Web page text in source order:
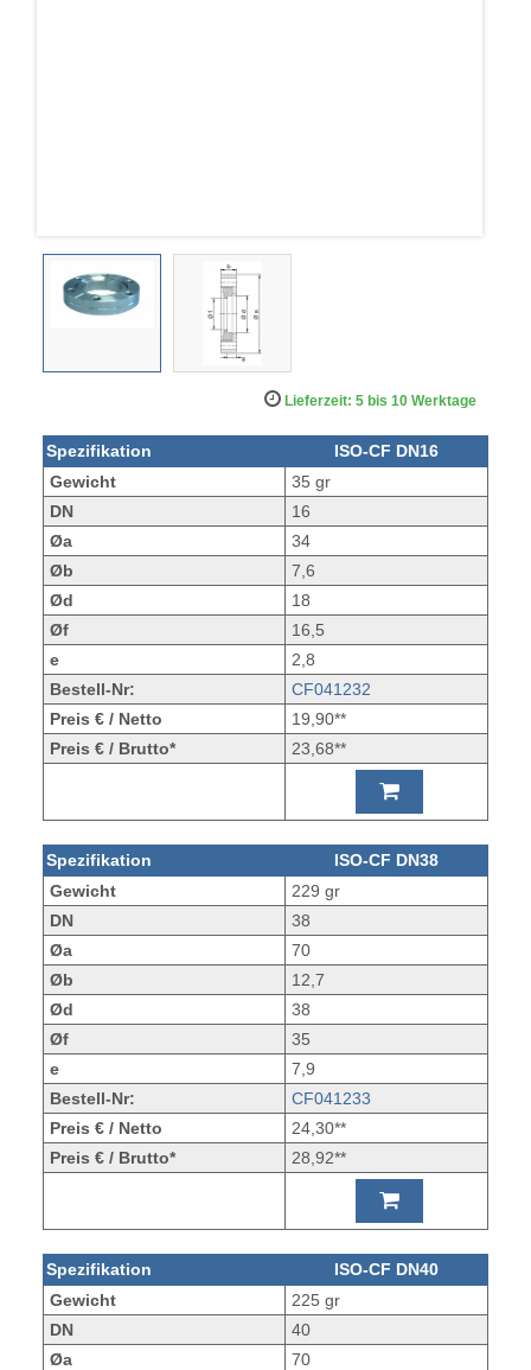
Lieferzeit: 5 bis 10 Werktage
Spezifikation
ISO-CF DN16
Gewicht
35 gr
DN
16
Øa
34
Øb
7,6
Ød
18
Øf
16,5
e
2,8
Bestell-Nr:
CF041232
Preis € / Netto
19,90**
Preis € / Brutto*
23,68**
Spezifikation
ISO-CF DN38
Gewicht
229 gr
DN
38
Øa
70
Øb
12,7
Ød
38
Øf
35
e
7,9
Bestell-Nr:
CF041233
Preis € / Netto
24,30**
Preis € / Brutto*
28,92**
Spezifikation
ISO-CF DN40
Gewicht
225 gr
DN
40
Øa
70